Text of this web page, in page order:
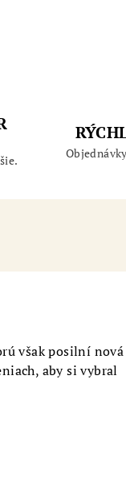
však posilní nová
aby si vybral